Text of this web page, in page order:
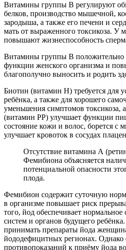
Витамины группы В регулируют
белков, производство мышечной,
зародыша, а также его печени и
мать от выраженного токсикоза. У
повышают жизнеспособность
Витамины группы В положительно
функции женского организма и
благополучно выносить и родить
Биотин (витамин Н) требуется для
ребёнка, а также для хорошего
уменьшения симптомов токсикоза,
(витамин РР) улучшает функции
состояние кожи и волос, борется с
улучшает кровоток в сосудах
Отсутствие витамина А
Фемибиона объясняется
потенциальной опасности
плода.
Фемибион содержит суточную
в организме повышает риск
того, йод обеспечивает
систем и органов будущего
принимать препараты йода
йододефицитных регионах. Однако
противопоказаний к приёму йода